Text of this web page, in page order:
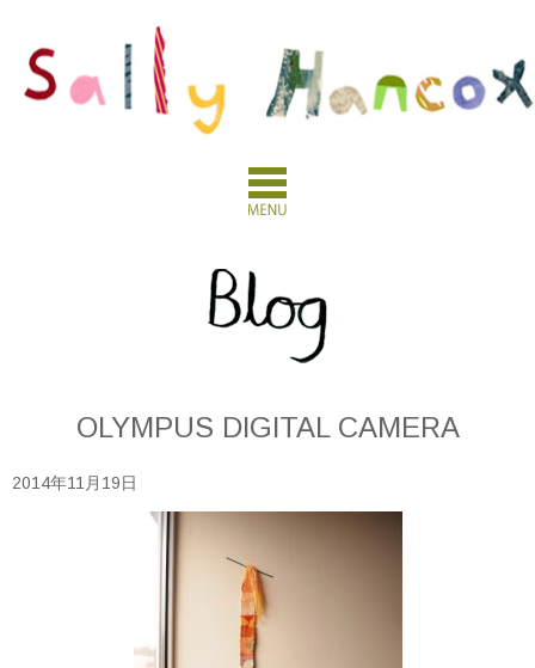
OLYMPUS DIGITAL CAMERA
2014年11月19日